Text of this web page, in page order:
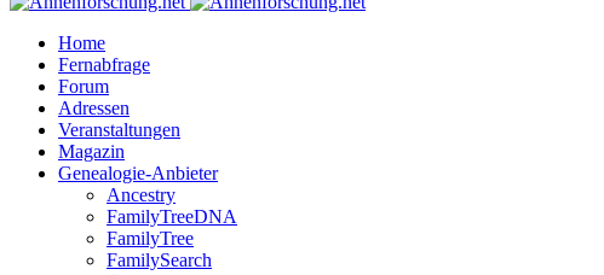
Home
Fernabfrage
Forum
Adressen
Veranstaltungen
Magazin
Genealogie-Anbieter
Ancestry
FamilyTreeDNA
FamilyTree
FamilySearch